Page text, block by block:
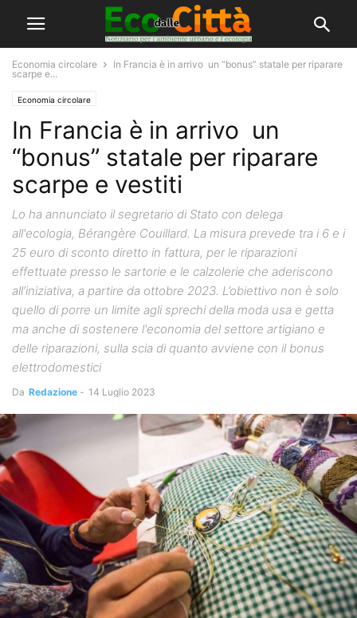
Economia circolare
In Francia è in arrivo un “bonus” statale per riparare
scarpe e...
Economia circolare
In Francia è in arrivo un
“bonus” statale per riparare
scarpe e vestiti
Lo ha annunciato il segretario di Stato con delega
all'ecologia, Bérangère Couillard. La misura prevede tra i 6 e i
25 euro di sconto diretto in fattura, per le riparazioni
effettuate presso le sartorie e le calzolerie che aderiscono
all’iniziativa, a partire da ottobre 2023. L’obiettivo non è solo
quello di porre un limite agli sprechi della moda usa e getta
ma anche di sostenere l'economia del settore artigiano e
delle riparazioni, sulla scia di quanto avviene con il bonus
elettrodomestici
Da Redazione - 14 Luglio 2023